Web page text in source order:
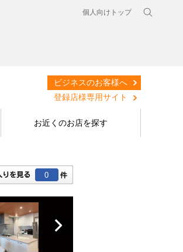
個人向けトップ
ビジネスのお客様へ
登録店様専用サイト
お近くのお店を探す
0